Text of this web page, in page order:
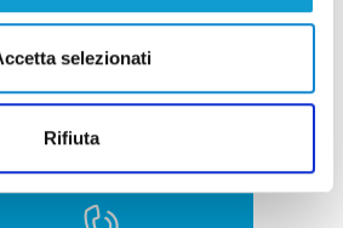
selezionati
Rifiuta